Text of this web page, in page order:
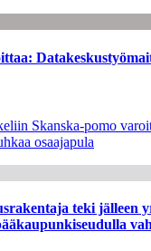
Skanska-pomo
osaajapula
teki jälleen